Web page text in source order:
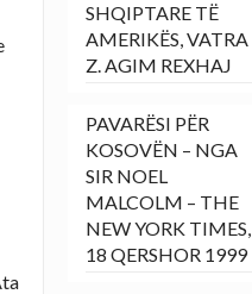
SHQIPTARE TË
AMERIKËS, VATRA
Z. AGIM REXHAJ
PAVARËSI PËR
KOSOVËN – NGA
SIR NOEL
MALCOLM – THE
NEW YORK TIMES,
18 QERSHOR 1999